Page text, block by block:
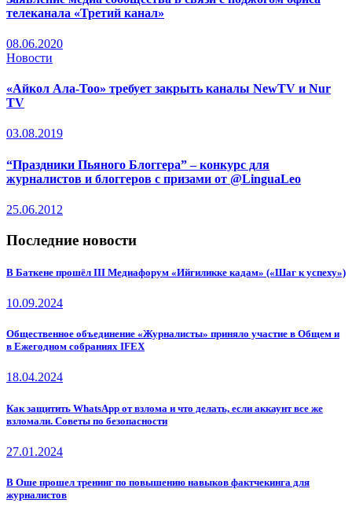
телеканала «Третий канал»
08.06.2020
Новости
«Айкол Ала-Тоо» требует закрыть каналы NewTV и Nur
TV
03.08.2019
“Праздники Пьяного Блоггера” – конкурс для
журналистов и блоггеров с призами от @LinguaLeo
25.06.2012
Последние новости
В Баткене прошёл III Медиафорум «Ийгиликке кадам» («Шаг к успеху»)
10.09.2024
Общественное объединение «Журналисты» приняло участие в Общем и
в Ежегодном собраниях IFEX
18.04.2024
Как защитить WhatsApp от взлома и что делать, если аккаунт все же
взломали. Советы по безопасности
27.01.2024
В Оше прошел тренинг по повышению навыков фактчекинга для
журналистов